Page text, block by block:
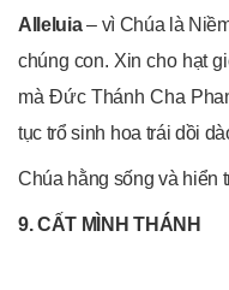
Alleluia– vì Chúa là
chúng con. Xin cho hạt
mà Đức Thánh Cha
tục trổ sinh hoa trái dồi
Chúa hằng sống và hiển
9. CẤT MÌNH THÁNH